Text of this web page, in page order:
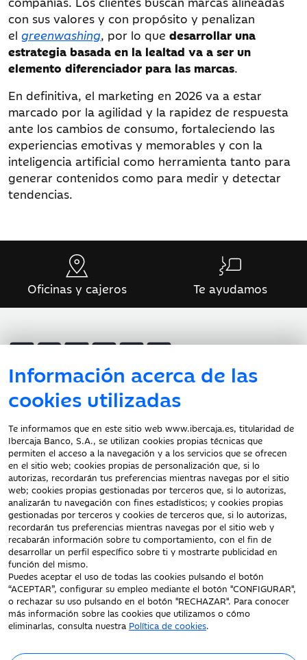
con sus valores y con propósito y penalizan
el greenwashing, por lo que desarrollar una
estrategia basada en la lealtad va a ser un
elemento diferenciador para las marcas.
En definitiva, el marketing en 2026 va a estar
marcado por la agilidad y la rapidez de respuesta
ante los cambios de consumo, fortaleciendo las
experiencias emotivas y memorables y con la
inteligencia artificial como herramienta tanto para
generar contenidos como para medir y detectar
tendencias.
Información acerca de las
cookies utilizadas
Te informamos que en este sitio web www.ibercaja.es, titularidad de
Ibercaja Banco, S.A., se utilizan cookies propias técnicas que
permiten el acceso a la navegación y a los servicios que se ofrecen
en el sitio web; cookies propias de personalización que, si lo
autorizas, recordarán tus preferencias mientras navegas por el sitio
web; cookies propias gestionadas por terceros que, si lo autorizas,
analizarán tu navegación con fines estadísticos; y cookies propias
gestionadas por terceros y cookies de terceros que, si lo autorizas,
recordarán tus preferencias mientras navegas por el sitio web y
recabarán información sobre tu comportamiento, con el fin de
desarrollar un perfil específico sobre ti y mostrarte publicidad en
función del mismo.
Puedes aceptar el uso de todas las cookies pulsando el botón
“ACEPTAR”, configurar su empleo mediante el botón "CONFIGURAR",
o rechazar su uso pulsando en el botón "RECHAZAR". Para conocer
más información sobre las cookies que utilizamos o cómo
eliminarlas, consulta nuestra Política de cookies.
Oficinas y cajeros Te ayudamos
Atención al cliente
Documentación a clientes
Aviso Legal
Protección datos
personales
Tarifas y Cotizaciones
Tablón de Anuncios
Política de cookies
Declaración de
accesibilidad